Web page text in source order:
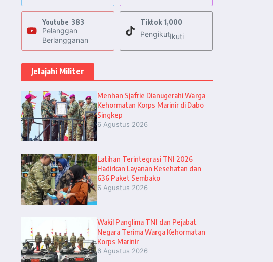
Youtube 383
Pelanggan
Berlangganan
Tiktok 1,000
PengikutIkuti
Jelajahi Militer
Menhan Sjafrie Dianugerahi Warga
Kehormatan Korps Marinir di Dabo
Singkep
6 Agustus 2026
Latihan Terintegrasi TNI 2026
Hadirkan Layanan Kesehatan dan
636 Paket Sembako
6 Agustus 2026
Wakil Panglima TNI dan Pejabat
Negara Terima Warga Kehormatan
Korps Marinir
6 Agustus 2026